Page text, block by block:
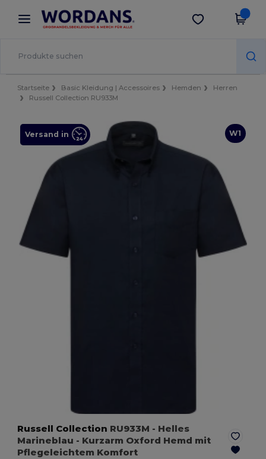
× Wordans App
Bessere Preise in der App!
App holen
Startseite Basic Kleidung | Accessoires Hemden
Herren
Russell Collection RU933M
W1
Versand in
Russell Collection RU933M - Helles
Marineblau - Kurzarm Oxford Hemd mit
Pflegeleichtem Komfort